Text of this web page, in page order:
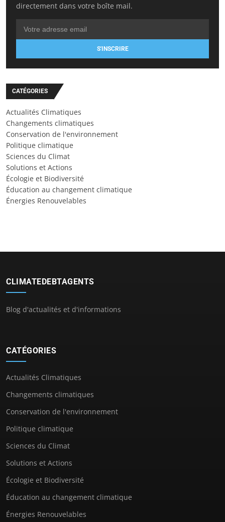
directement dans votre boîte mail.
S'INSCRIRE
CATÉGORIES
Actualités Climatiques
Changements climatiques
Conservation de l'environnement
Politique climatique
Sciences du Climat
Solutions et Actions
Écologie et Biodiversité
Éducation au changement climatique
Énergies Renouvelables
CLIMATEDEBTAGENTS
Blog d'actualités et d'informations
CATÉGORIES
Actualités Climatiques
Changements climatiques
Conservation de l'environnement
Politique climatique
Sciences du Climat
Solutions et Actions
Écologie et Biodiversité
Éducation au changement climatique
Énergies Renouvelables